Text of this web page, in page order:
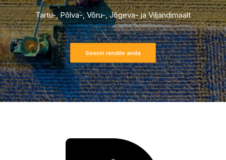
Tartu-, Põlva-, Võru-, Jõgeva- ja Viljandimaalt
Soovin rendile anda